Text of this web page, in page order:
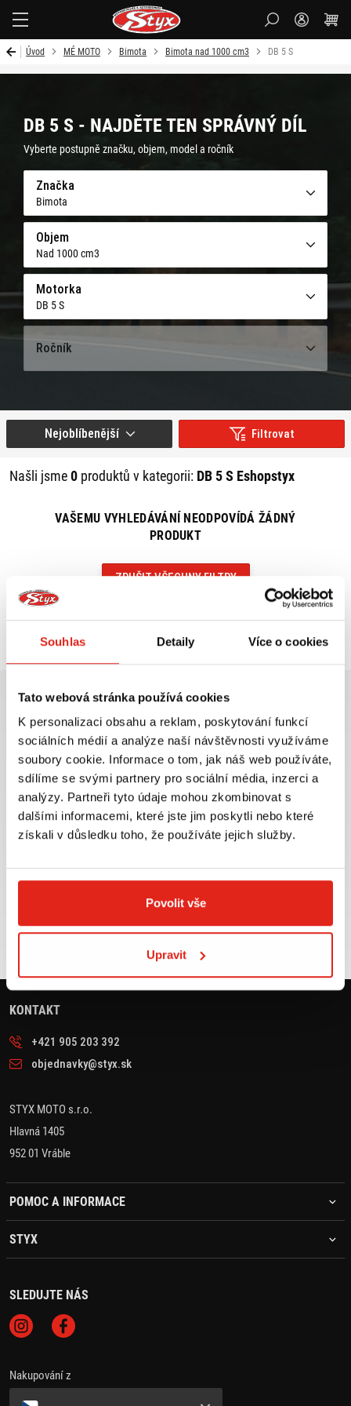
Souhlas Detaily Více o cookies
Tato webová stránka používá cookies
K personalizaci obsahu a reklam, poskytování funkcí
sociálních médií a analýze naší návštěvnosti využíváme
soubory cookie. Informace o tom, jak náš web používáte,
sdílíme se svými partnery pro sociální média, inzerci a
analýzy. Partneři tyto údaje mohou zkombinovat s
dalšími informacemi, které jste jim poskytli nebo které
získali v důsledku toho, že používáte jejich služby.
Povolit vše
Upravit
Úvod MÉ MOTO Bimota Bimota nad 1000 cm3 DB 5 S
DB 5 S - NAJDĚTE TEN SPRÁVNÝ DÍL
Vyberte postupně značku, objem, model a ročník
Značka
Bimota
Objem
Nad 1000 cm3
Motorka
DB 5 S
Ročník
Filtrovat
Našli jsme0 produktů v kategorii: DB 5 S Eshopstyx
Nejoblíbenější
VAŠEMU VYHLEDÁVÁNÍ NEODPOVÍDÁ ŽÁDNÝ
PRODUKT
ZRUŠIT VŠECHNY FILTRY
Největší výběr moto
příslušenství ihned k
odběru
VÍCE INFO
Doprava ZDARMA pro
objednávky nad 2499 kč v
rámci ČR
VÍCE INFO
KONTAKT
+421 905 203 392
objednavky@styx.sk
STYX MOTO s.r.o.
Hlavná 1405
952 01 Vráble
POMOC A INFORMACE
STYX
SLEDUJTE NÁS
Nakupování z